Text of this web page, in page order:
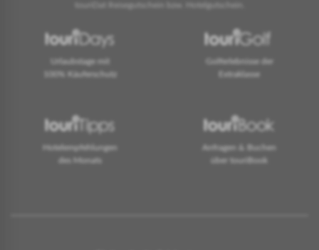
touriDat Reisegutschein bzw. Hotelgutschein.
Urlaubstage mit
100% Käuferschutz
Golferlebnisse der
Extraklasse
Hotelempfehlungen
des Monats
Anfragen & Buchen
über touriBook